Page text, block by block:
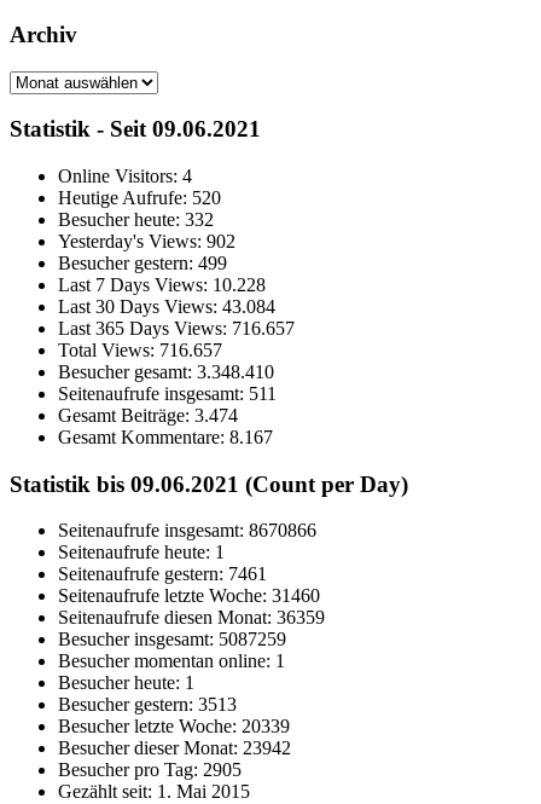
Archiv
Archiv
Statistik - Seit 09.06.2021
Online Visitors: 4
Heutige Aufrufe: 520
Besucher heute: 332
Yesterday's Views: 902
Besucher gestern: 499
Last 7 Days Views: 10.228
Last 30 Days Views: 43.084
Last 365 Days Views: 716.657
Total Views: 716.657
Besucher gesamt: 3.348.410
Seitenaufrufe insgesamt: 511
Gesamt Beiträge: 3.474
Gesamt Kommentare: 8.167
Statistik bis 09.06.2021 (Count per Day)
Seitenaufrufe insgesamt: 8670866
Seitenaufrufe heute: 1
Seitenaufrufe gestern: 7461
Seitenaufrufe letzte Woche: 31460
Seitenaufrufe diesen Monat: 36359
Besucher insgesamt: 5087259
Besucher momentan online: 1
Besucher heute: 1
Besucher gestern: 3513
Besucher letzte Woche: 20339
Besucher dieser Monat: 23942
Besucher pro Tag: 2905
Gezählt seit: 1. Mai 2015